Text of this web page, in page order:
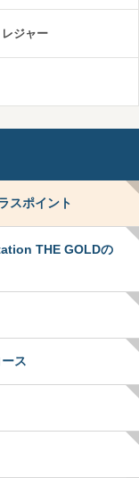
ジャー
スポイント
THE GOLDの
ス